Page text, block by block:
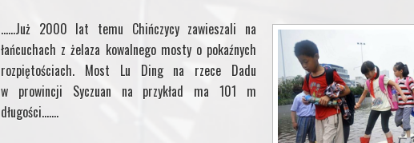
……Już 2000 lat temu Chińczycy zawieszali na
łańcuchach z żelaza kowalnego mosty o pokaźnych
rozpiętościach. Most Lu Ding na rzece Dadu
w prowincji Syczuan na przykład ma 101 m
długości…….